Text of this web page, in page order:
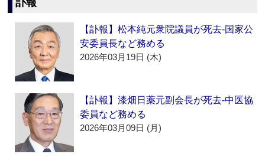
訃報
【訃報】松本純元衆院議員が死去‐国家公
安委員長など務める
2026年03月19日 (木)
【訃報】漆畑日薬元副会長が死去‐中医協
委員など務める
2026年03月09日 (月)